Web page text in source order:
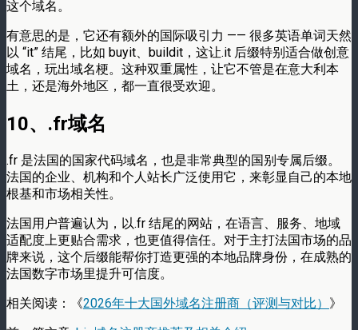
这个域名。
有意思的是，它还有额外的国际吸引力 —— 很多英语单词天然
以 “it” 结尾，比如 buyit、buildit，这让.it 后缀特别适合做创意
域名，玩出域名梗。这种双重属性，让它不管是在意大利本
土，还是海外地区，都一直很受欢迎。
10、.fr域名
.fr 是法国的国家代码域名，也是非常典型的国别专属后缀。
法国的企业、机构和个人站长广泛使用它，来彰显自己的本地
根基和市场相关性。
法国用户普遍认为，以.fr 结尾的网站，在语言、服务、地域
适配度上更贴合需求，也更值得信任。对于主打法国市场的品
牌来说，这个后缀能帮你打造更强的本地品牌身份，在成熟的
法国数字市场里提升可信度。
相关阅读：《2026年十大国外域名注册商（评测与对比） 》